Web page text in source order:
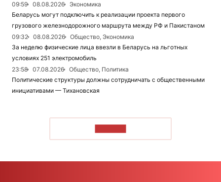
09:59
08.08.2026
Экономика
Беларусь могут подключить к реализации проекта первого
грузового железнодорожного маршрута между РФ и Пакистаном
09:32
08.08.2026
Общество, Экономика
За неделю физические лица ввезли в Беларусь на льготных
условиях 251 электромобиль
23:58
07.08.2026
Общество, Политика
Политические структуры должны сотрудничать с общественными
инициативами — Тихановская